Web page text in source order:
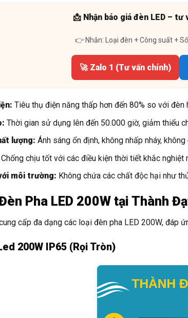
📩 Nhận báo giá đèn LED – tư
👉 Nhắn: Loại đèn + Công suất +
🚀 Zalo 1 (Tư vấn chính)
Tiêu thụ điện năng thấp hơn đến 80% so với
Thời gian sử dụng lên đến 50.000 giờ, giảm thiểu
lượng: Ánh sáng ổn định, không nhấp nháy,
Chống chịu tốt với các điều kiện thời tiết khắc nghiệt
môi trường: Không chứa các chất độc hại như
Pha LED 200W tại Thành
cấp đa dạng các loại đèn pha LED 200W, đáp
200W IP65 (Rọi Tròn)